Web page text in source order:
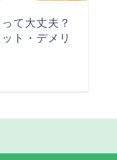
て大丈夫？
ト・デメリ